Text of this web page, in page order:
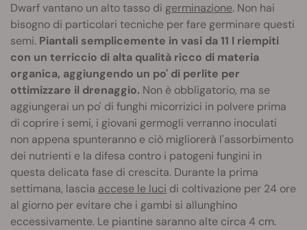
Dwarf vantano un alto tasso di germinazione. Non hai
bisogno di particolari tecniche per fare germinare questi
semi. Piantali semplicemente in vasi da 11 l riempiti
con un terriccio di alta qualità ricco di materia
organica, aggiungendo un po' di perlite per
ottimizzare il drenaggio. Non è obbligatorio, ma se
aggiungerai un po' di funghi micorrizici in polvere prima
di coprire i semi, i giovani germogli verranno inoculati
non appena spunteranno e ciò migliorerà l'assorbimento
dei nutrienti e la difesa contro i patogeni fungini in
questa delicata fase di crescita. Durante la prima
settimana, lascia accese le luci di coltivazione per 24 ore
al giorno per evitare che i gambi si allunghino
eccessivamente. Le piantine saranno alte circa 4 cm.